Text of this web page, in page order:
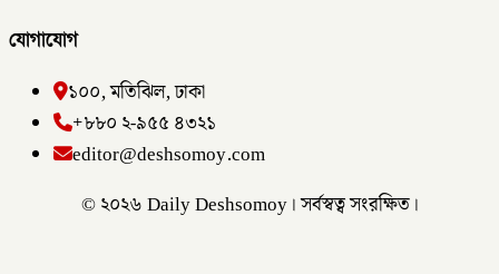
যোগাযোগ
১০০, মতিঝিল, ঢাকা
+৮৮০ ২-৯৫৫ ৪৩২১
editor@deshsomoy.com
© ২০২৬ Daily Deshsomoy। সর্বস্বত্ব সংরক্ষিত।